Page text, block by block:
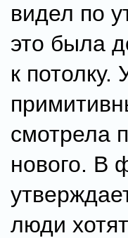
видел по
это была
к
смотрела
нового. В
люди